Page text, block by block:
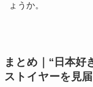
ょうか。
まとめ｜“日本好
ストイヤーを見